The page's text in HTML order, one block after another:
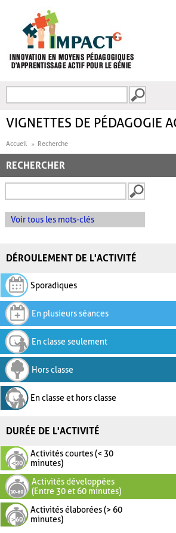
FORMULAIRE DE
VIGNETTES DE PÉDAGOGIE
Accueil Recherche
RECHERCHER
Voir tous les mots-clés
DÉROULEMENT DE L'ACTIVITÉ
Sporadiques
En plusieurs séances
En classe seulement
Hors classe
En classe et hors classe
DURÉE DE L'ACTIVITÉ
Activités courtes (< 30
minutes)
Activités développées
(Entre 30 et 60 minutes)
Activités élaborées (> 60
minutes)